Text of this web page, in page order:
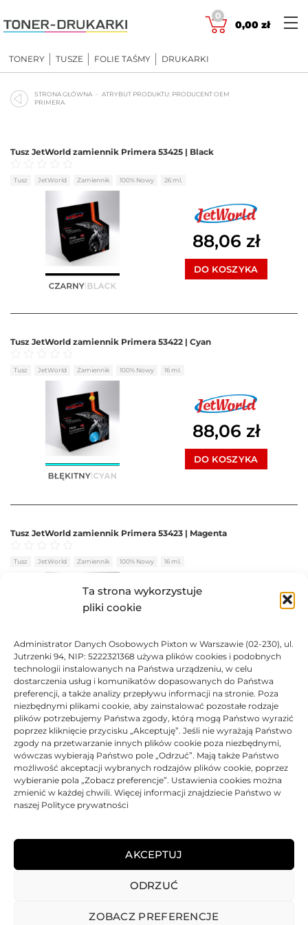
Ta strona wykorzystuje
pliki cookie
Administrator Danych Osobowych Pixton w Warszawie (02-230), ul.
Jutrzenki 94, NIP: 5222321368 używa plików cookies i podobnych
technologii instalowanych na Państwa urządzeniu, w celu
dostarczenia usług i komunikatów dopasowanych do Państwa
preferencji, a także analizy przepływu informacji na stronie. Poza
niezbędnymi plikami cookie, aby zainstalować pozostałe rodzaje
plików potrzebujemy Państwa zgody, którą mogą Państwo wyrazić
poprzez kliknięcie przycisku „Akceptuję”. Jeśli nie wyrażają Państwo
zgody na przetwarzanie innych plików cookie poza niezbędnymi,
wówczas wybierają Państwo pole „Odrzuć”. Mają także Państwo
możliwość akceptacji wybranych rodzajów plików cookie, poprzez
wybieranie pola „Zobacz preferencje”. Ustawienia cookies można
zmienić w każdej chwili. Więcej informacji znajdziecie Państwo w
naszej Polityce prywatności
AKCEPTUJ
ODRZUĆ
ZOBACZ PREFERENCJE
to
content
0
0,00 zł
TONERY TUSZE FOLIE TAŚMY DRUKARKI
STRONA GŁÓWNA
ATRYBUT PRODUKTU: PRODUCENT OEM
PRIMERA
Tusz JetWorld zamiennik Primera 53425 | Black
Oceniono 0na 5
Tusz JetWorld Zamiennik 100% Nowy 26 ml.
88,06 zł
DO KOSZYKA
Tusz JetWorld zamiennik Primera 53422 | Cyan
Oceniono 0na 5
Tusz JetWorld Zamiennik 100% Nowy 16 ml.
88,06 zł
DO KOSZYKA
Tusz JetWorld zamiennik Primera 53423 | Magenta
Oceniono 0na 5
Tusz JetWorld Zamiennik 100% Nowy 16 ml.
DO KOSZYKA
Tusz JetWorld zamiennik Primera 53424 | Yellow
Oceniono0na 5
Tusz JetWorld Zamiennik 100% Nowy 16 ml.